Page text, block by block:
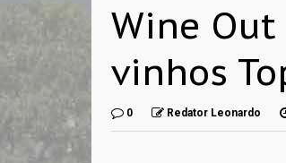
Wine
vinhos
0 Redator Leonardo